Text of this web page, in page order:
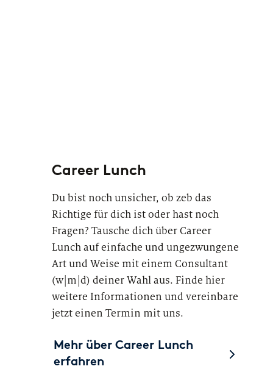
Career Lunch
Du bist noch unsicher, ob zeb das
Richtige für dich ist oder hast noch
Fragen? Tausche dich über Career
Lunch auf einfache und ungezwungene
Art und Weise mit einem Consultant
(w|m|d) deiner Wahl aus. Finde hier
weitere Informationen und vereinbare
jetzt einen Termin mit uns.
Mehr über Career Lunch
erfahren